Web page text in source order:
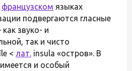
французском языках
подвергаются гласные
звуко- и
так и чисто
< лат. insula «остров». В
и особый